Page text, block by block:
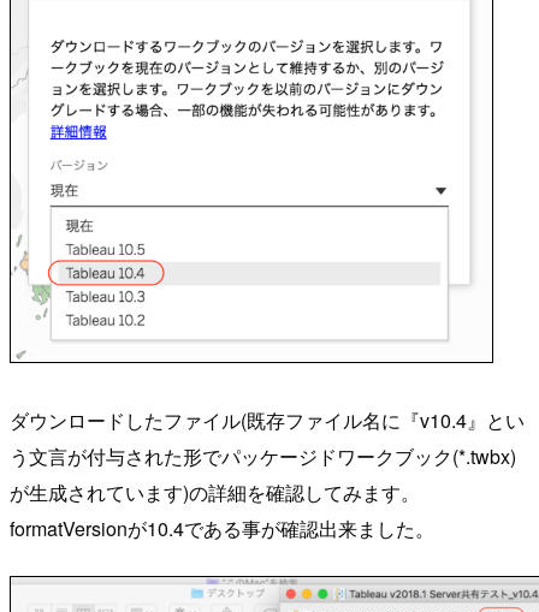
ダウンロードしたファイル(既存ファイル名に『v10.4』とい
う文言が付与された形でパッケージドワークブック(*.twbx)
が生成されています)の詳細を確認してみます。
formatVersionが10.4である事が確認出来ました。